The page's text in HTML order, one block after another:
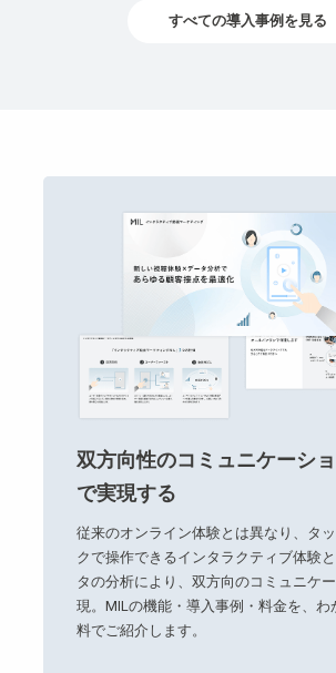
すべての導入事例を見る
双方向性のコミュニケーシ
で実現する
従来のオンライン体験とは異なり、タ
クで操作できるインタラクティブ体験
タの分析により、双方向のコミュニケ
現。MILの機能・導入事例・料金を、わ
料でご紹介します。